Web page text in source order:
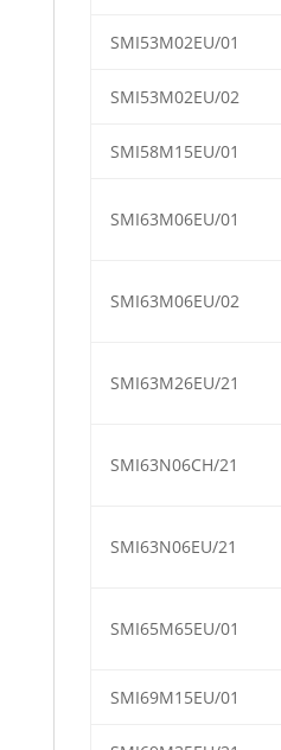
SMI53M02EU/01
SMI53M02EU/02
SMI58M15EU/01
SMI63M06EU/01
SMI63M06EU/02
SMI63M26EU/21
SMI63N06CH/21
SMI63N06EU/21
SMI65M65EU/01
SMI69M15EU/01